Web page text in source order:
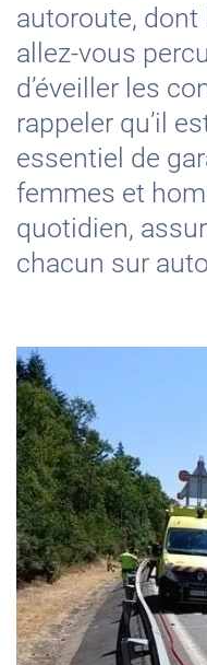
autoroute, dont
allez-vous
d’éveiller les
rappeler qu’il
essentiel de
femmes et
quotidien,
chacun sur